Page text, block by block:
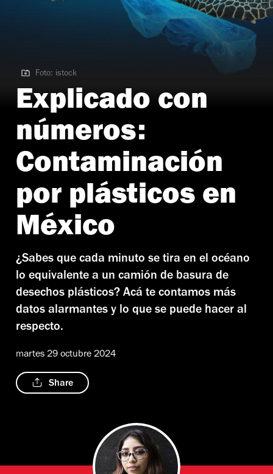
Foto: istock
Foto: istock
Explicado con
números:
Contaminación
por plásticos en
México
¿Sabes que cada minuto se tira en el océano
lo equivalente a un camión de basura de
desechos plásticos? Acá te contamos más
datos alarmantes y lo que se puede hacer al
respecto.
martes 29 octubre 2024
Share